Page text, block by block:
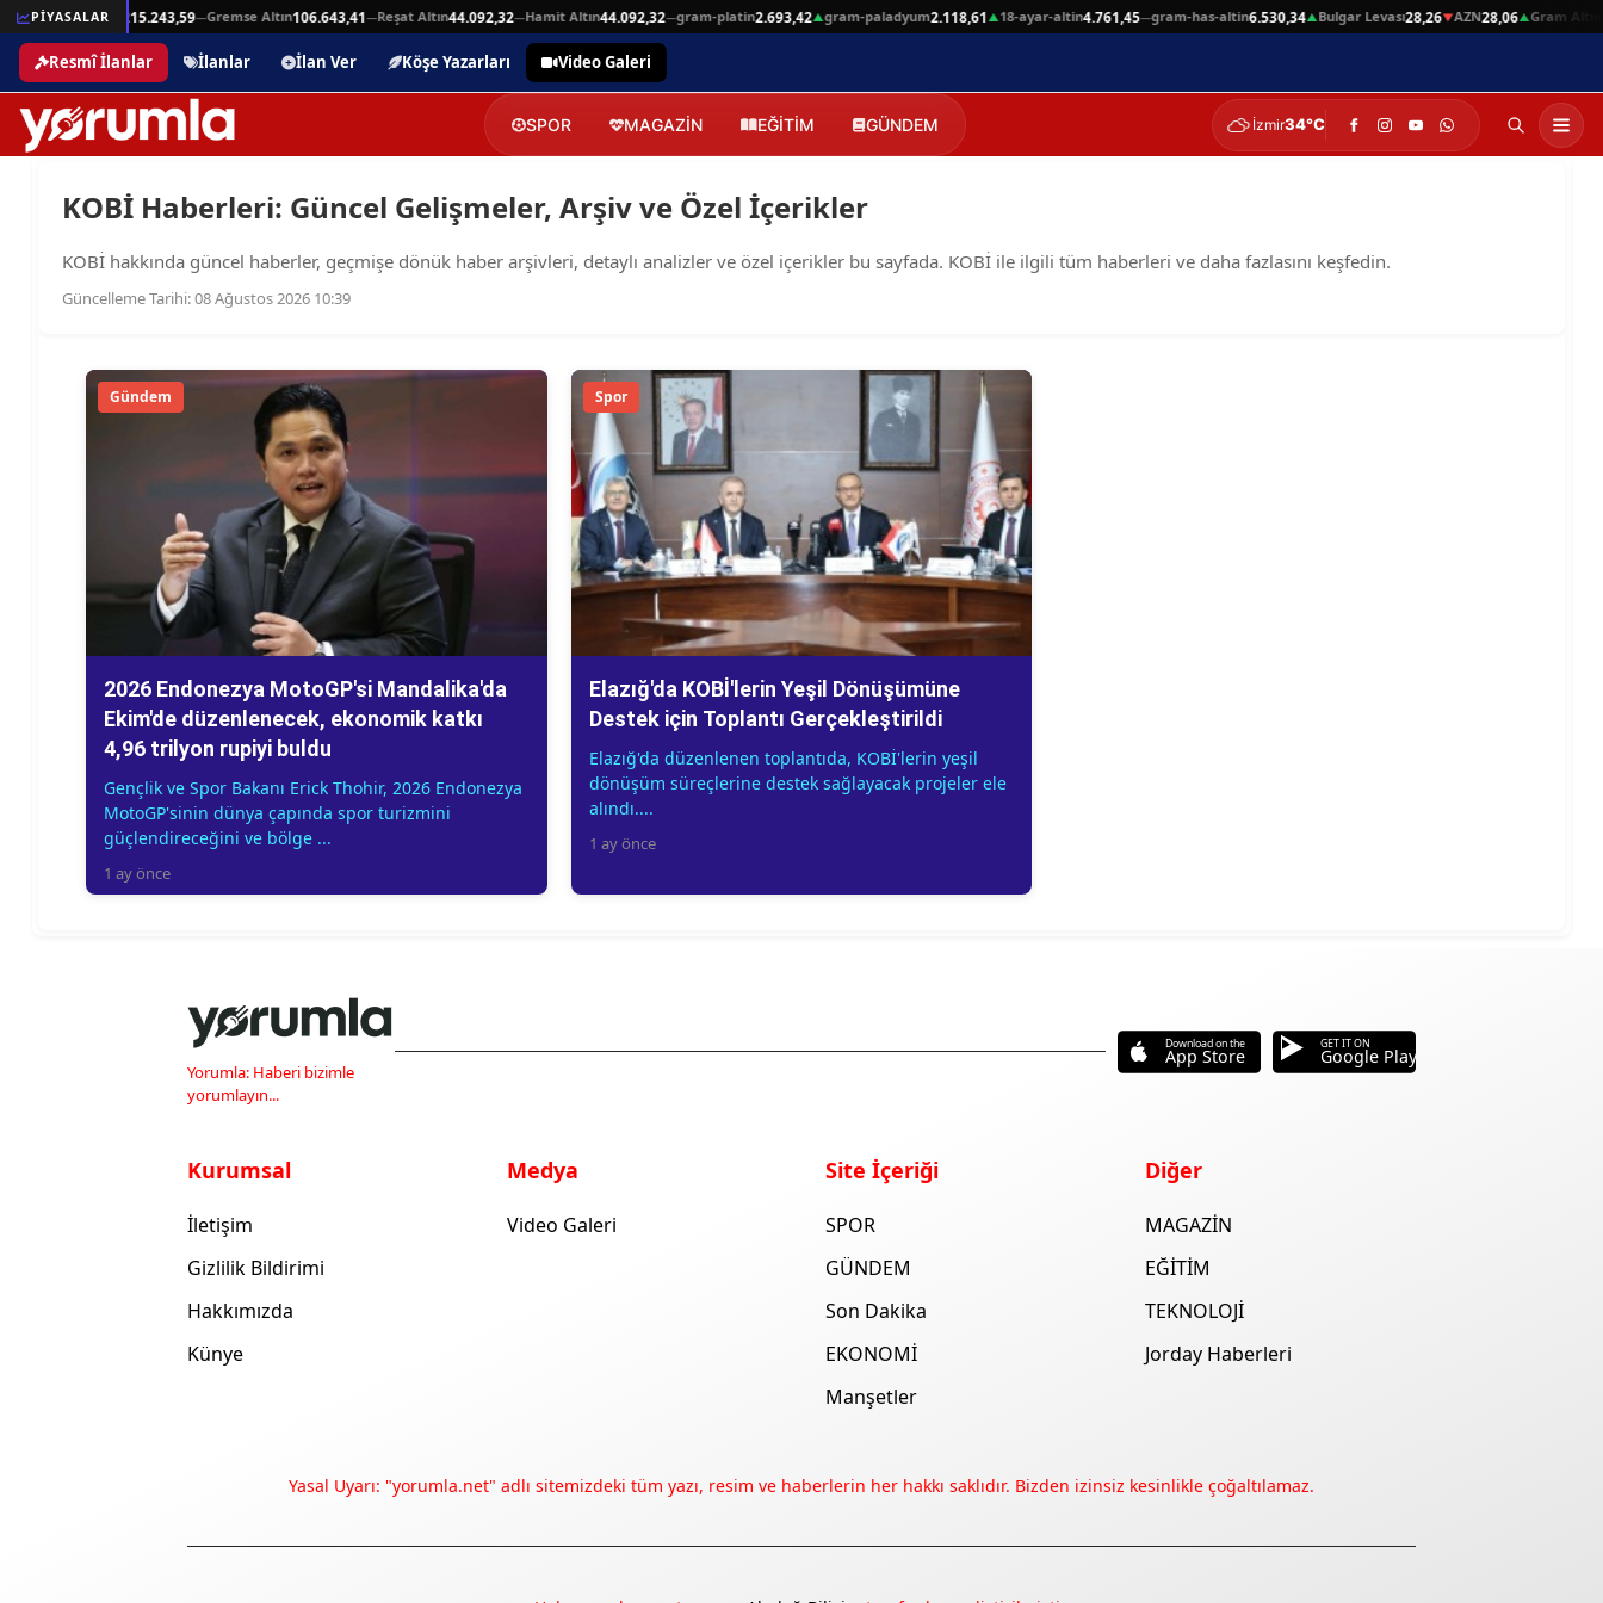
PİYASALAR
—Beşli Altın 215.243,59—Gremse Altın106.643,41—Reşat Altın44.092,32—Hamit Altın44.092,32—gram-platin2.693,42▲gram-paladyum2.118,61▲18-ayar-altin4.761,45—gram-has-altin6.530,34▲Bulgar Levası28,26▼AZN28,06▲Gram Altın
Resmî İlanlar İlanlar İlan Ver Köşe Yazarları Video Galeri
SPOR MAGAZİN EĞİTİM GÜNDEM İzmir34°C
KOBİ Haberleri: Güncel Gelişmeler, Arşiv ve Özel İçerikler
KOBİ hakkında güncel haberler, geçmişe dönük haber arşivleri, detaylı analizler ve özel içerikler bu sayfada. KOBİ ile ilgili tüm haberleri ve daha fazlasını keşfedin.
Güncelleme Tarihi: 08 Ağustos 2026 10:39
Gündem
2026 Endonezya MotoGP'si Mandalika'da
Ekim'de düzenlenecek, ekonomik katkı
4,96 trilyon rupiyi buldu
Gençlik ve Spor Bakanı Erick Thohir, 2026 Endonezya
MotoGP'sinin dünya çapında spor turizmini
güçlendireceğini ve bölge ...
1 ay önce
Spor
Elazığ'da KOBİ'lerin Yeşil Dönüşümüne
Destek için Toplantı Gerçekleştirildi
Elazığ'da düzenlenen toplantıda, KOBİ'lerin yeşil
dönüşüm süreçlerine destek sağlayacak projeler ele
alındı....
1 ay önce
Yorumla: Haberi bizimle
yorumlayın...
Download on the
App Store
GET IT ON
Google Play
Kurumsal
İletişim
Gizlilik Bildirimi
Hakkımızda
Künye
Medya
Video Galeri
Site İçeriği
SPOR
GÜNDEM
Son Dakika
EKONOMİ
Manşetler
Diğer
MAGAZİN
EĞİTİM
TEKNOLOJİ
Jorday Haberleri
Yasal Uyarı: "yorumla.net" adlı sitemizdeki tüm yazı, resim ve haberlerin her hakkı saklıdır. Bizden izinsiz kesinlikle çoğaltılamaz.